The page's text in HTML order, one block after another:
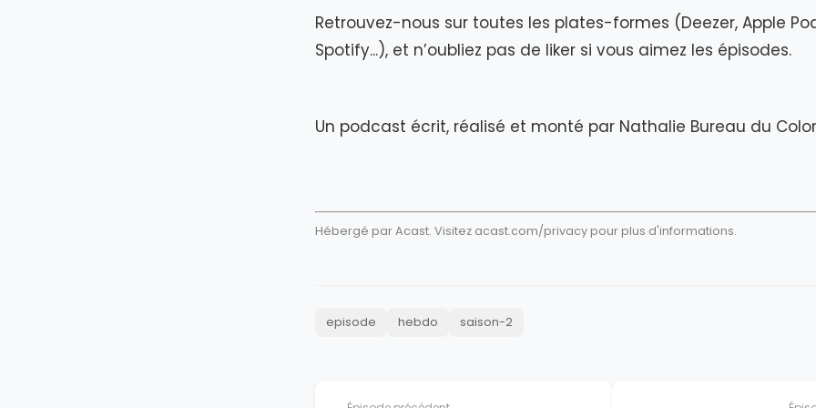
Retrouvez-nous sur toutes les plates-formes (Deezer, Apple
Spotify...), et n’oubliez pas de liker si vous aimez les épisodes.
Un podcast écrit, réalisé et monté par Nathalie Bureau du
Hébergé par Acast. Visitez acast.com/privacy pour plus d'informations.
episode hebdo saison-2